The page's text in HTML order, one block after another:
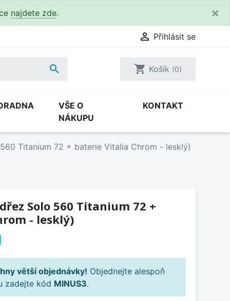
najdete zde. ×
 Přihlásit se
 shopping_cart Košík (0)
VŠE O
NÁKUPU
KONTAKT
Titanium 72 + baterie Vitalia Chrom - lesklý)
Solo 560 Titanium 72 +
- lesklý)
větší objednávky! Objednejte alespoň
zadejte kód MINUS3.